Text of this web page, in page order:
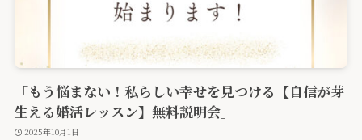
「もう悩まない！私らしい幸せを見つける【自信が芽
生える婚活レッスン】無料説明会」
2025年10月1日